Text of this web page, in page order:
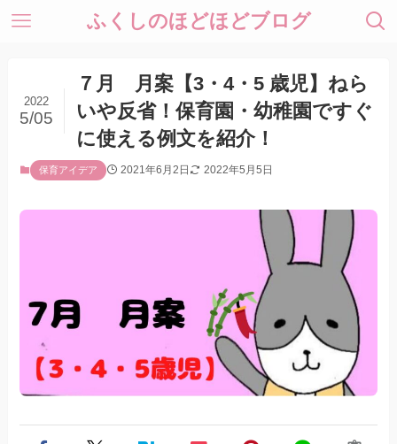
ふくしのほどほどブログ
７月 月案【3・4・5 歳児】ねら
いや反省！保育園・幼稚園ですぐ
に使える例文を紹介！
2022
5/05
保育アイデア 2021年6月2日 2022年5月5日